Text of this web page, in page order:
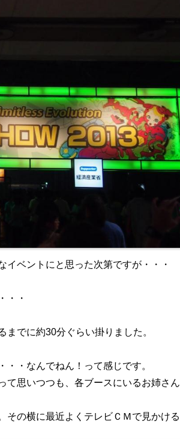
ベントにと思った次第ですが・・・
・・
でに約30分ぐらい掛りました。
・なんでねん！って感じです。
て思いつつも、各ブースにいるお姉さん
の横に最近よくテレビＣＭで見かける